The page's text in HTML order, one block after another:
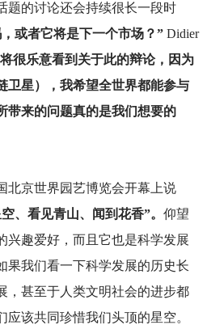
题的讨论还会持续很长一段时
或者它将是下一个市场？”Didier
很乐意看到关于此的辩论，因为
卫星），我希望全世界都能参与
带来的问题真的是我们想要的
北京世界园艺博览会开幕上说
、看见青山、闻到花香”。 仰望
兴趣爱好，而且它也是科学发展
果我们看一下科学发展的历史长
，甚至于人类文明社会的进步都
该共同珍惜我们头顶的星空。